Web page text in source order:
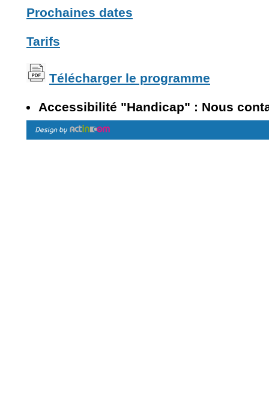
Prochaines dates
Tarifs
Télécharger le programme
Accessibilité "Handicap" : Nous